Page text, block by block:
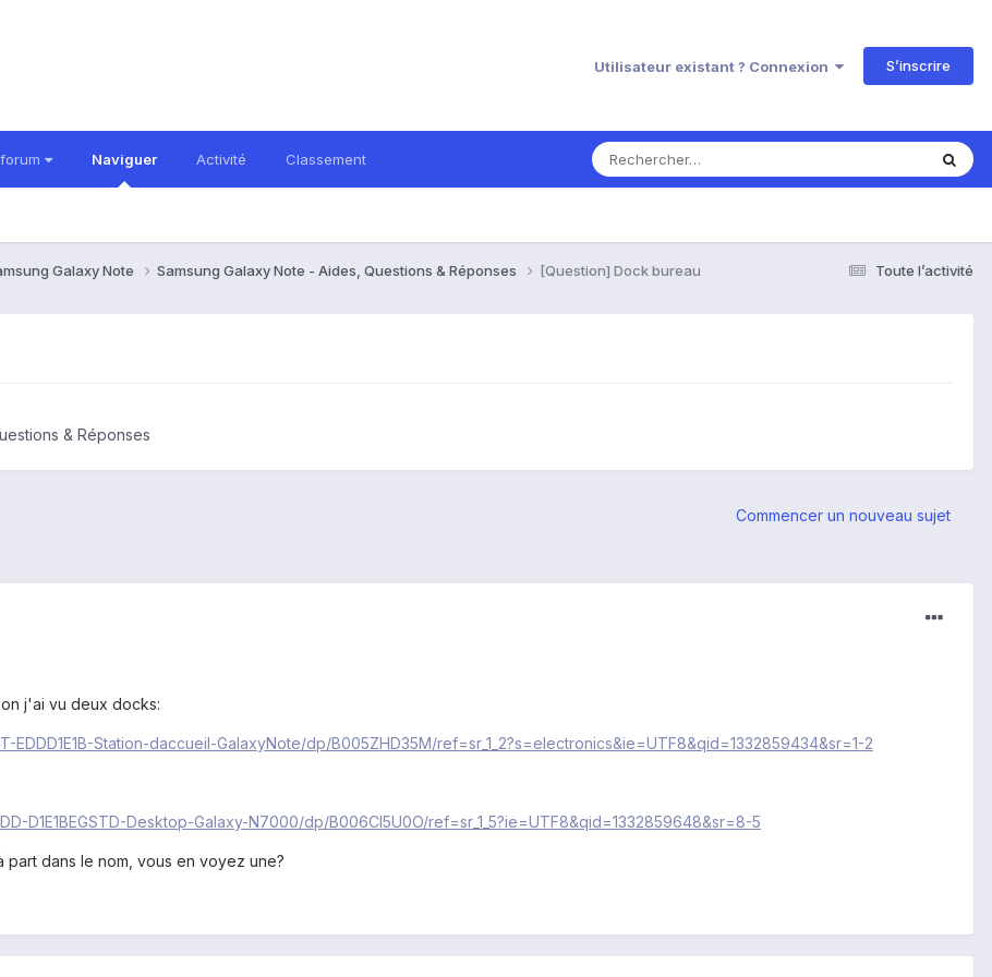
Utilisateur existant ? Connexion S’inscrire
Naviguer Activité Classement
Toute l’activité
Galaxy Note Samsung Galaxy Note - Aides, Questions & Réponses [Question] Dock bureau
& Réponses
Commencer un nouveau sujet
j'ai vu deux docks:
EDDD1E1B-Station-daccueil-GalaxyNote/dp/B005ZHD35M/ref=sr_1_2?s=electronics&ie=UTF8&qid=1332859434&sr=1-2
D1E1BEGSTD-Desktop-Galaxy-N7000/dp/B006CI5U0O/ref=sr_1_5?ie=UTF8&qid=1332859648&sr=8-5
dans le nom, vous en voyez une?